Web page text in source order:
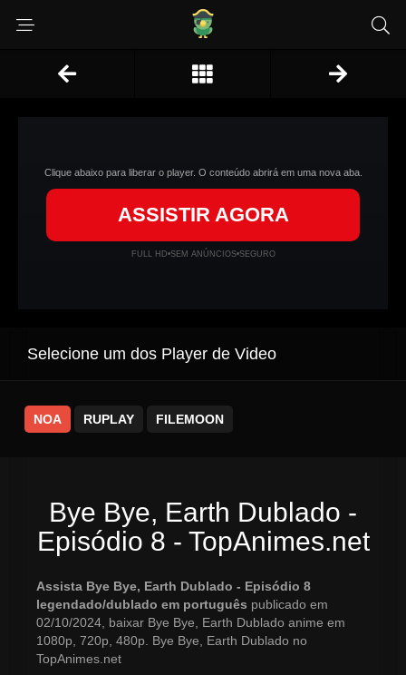
Clique abaixo para liberar o player. O conteúdo abrirá em uma nova aba.
ASSISTIR AGORA
FULL HD•SEM ANÚNCIOS•SEGURO
Selecione um dos Player de Video
NOA RUPLAY FILEMOON
Bye Bye, Earth Dublado -
Episódio 8 - TopAnimes.net
Assista Bye Bye, Earth Dublado - Episódio 8
legendado/dublado em português publicado em
02/10/2024, baixar Bye Bye, Earth Dublado anime em
1080p, 720p, 480p. Bye Bye, Earth Dublado no
TopAnimes.net